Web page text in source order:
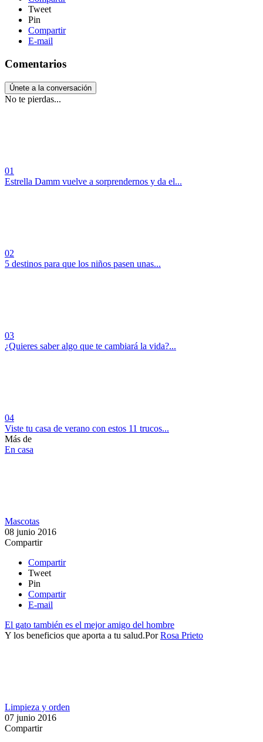
Tweet
Pin
Compartir
E-mail
Comentarios
Únete a la conversación
No te pierdas...
01
Estrella Damm vuelve a sorprendernos y da el...
02
5 destinos para que los niños pasen unas...
03
¿Quieres saber algo que te cambiará la vida?...
04
Viste tu casa de verano con estos 11 trucos...
Más de
En casa
Mascotas
08 junio 2016
Compartir
Compartir
Tweet
Pin
Compartir
E-mail
El gato también es el mejor amigo del hombre
Y los beneficios que aporta a tu salud.​PorRosa Prieto
Limpieza y orden
07 junio 2016
Compartir